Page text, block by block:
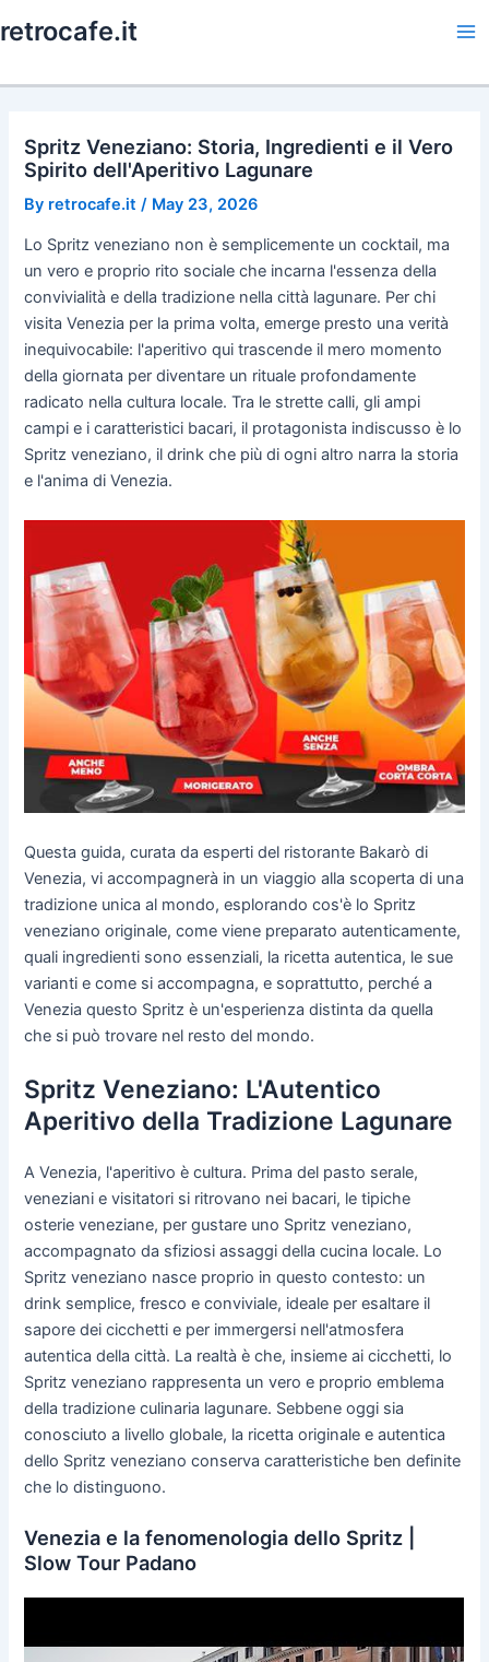
to
retrocafe.it
Spritz Veneziano: Storia, Ingredienti e il Vero
Spirito dell'Aperitivo Lagunare
By retrocafe.it / May 23, 2026
Lo Spritz veneziano non è semplicemente un cocktail, ma
un vero e proprio rito sociale che incarna l'essenza della
convivialità e della tradizione nella città lagunare. Per chi
visita Venezia per la prima volta, emerge presto una verità
inequivocabile: l'aperitivo qui trascende il mero momento
della giornata per diventare un rituale profondamente
radicato nella cultura locale. Tra le strette calli, gli ampi
campi e i caratteristici bacari, il protagonista indiscusso è lo
Spritz veneziano, il drink che più di ogni altro narra la storia
e l'anima di Venezia.
Questa guida, curata da esperti del ristorante Bakarò di
Venezia, vi accompagnerà in un viaggio alla scoperta di una
tradizione unica al mondo, esplorando cos'è lo Spritz
veneziano originale, come viene preparato autenticamente,
quali ingredienti sono essenziali, la ricetta autentica, le sue
varianti e come si accompagna, e soprattutto, perché a
Venezia questo Spritz è un'esperienza distinta da quella
che si può trovare nel resto del mondo.
Spritz Veneziano: L'Autentico
Aperitivo della Tradizione Lagunare
A Venezia, l'aperitivo è cultura. Prima del pasto serale,
veneziani e visitatori si ritrovano nei bacari, le tipiche
osterie veneziane, per gustare uno Spritz veneziano,
accompagnato da sfiziosi assaggi della cucina locale. Lo
Spritz veneziano nasce proprio in questo contesto: un
drink semplice, fresco e conviviale, ideale per esaltare il
sapore dei cicchetti e per immergersi nell'atmosfera
autentica della città. La realtà è che, insieme ai cicchetti, lo
Spritz veneziano rappresenta un vero e proprio emblema
della tradizione culinaria lagunare. Sebbene oggi sia
conosciuto a livello globale, la ricetta originale e autentica
dello Spritz veneziano conserva caratteristiche ben definite
che lo distinguono.
Venezia e la fenomenologia dello Spritz |
Slow Tour Padano